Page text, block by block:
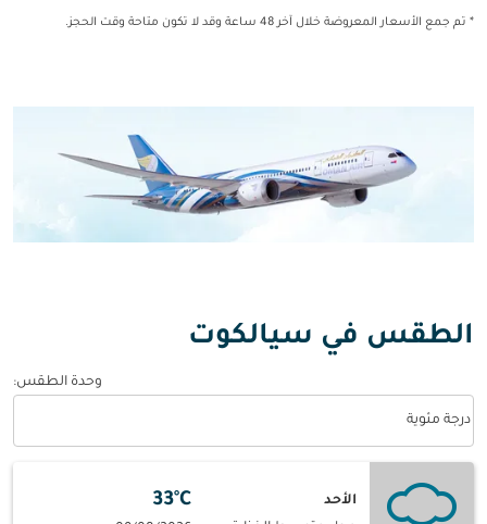
* تم جمع الأسعار المعروضة خلال آخر 48 ساعة وقد لا تكون متاحة وقت الحجز.
الطقس في سيالكوت
وحدة الطقس:
درجة مئوية
الأحد
33°C